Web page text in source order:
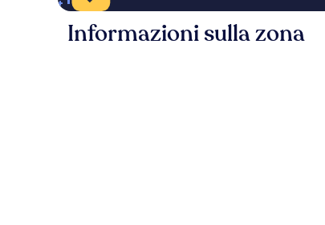
Informazioni sulla zona